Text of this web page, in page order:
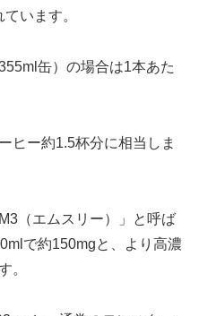
います。
缶）の場合は1本あた
ヒー約1.5杯分に相当しま
（エムスリー）」と呼ば
で約150mgと、より高濃
。